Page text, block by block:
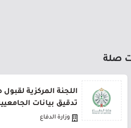
صلة
اللجنة المركزية
تدقيق بيانات
وزارة الدفاع